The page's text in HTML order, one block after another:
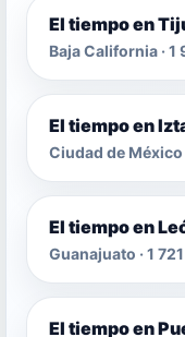
El tiempo en
Baja California ·
El tiempo en
Ciudad de
El tiempo en
Guanajuato · 1
El tiempo en